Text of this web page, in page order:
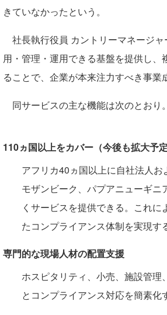
きていなかったという。
社長執行役員 カントリーマネージ
用・管理・運用できる基盤を提供し
ることで、企業が本来注力すべき事業
同サービスの主な機能は次のとおり。
110ヵ国以上をカバー（今後も拡大予定
アフリカ40ヵ国以上に自社法人お
モザンビーク、パプアニューギ
くサービスを提供できる。これ
たコンプライアンス体制を実現す
専門的な現場人材の配置支援
ホスピタリティ、小売、施設管
とコンプライアンス対応を簡素化